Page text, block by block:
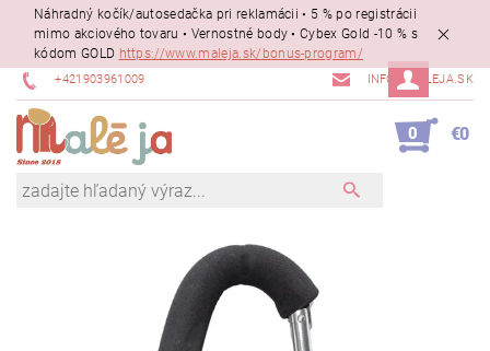
Náhradný kočík/autosedačka pri reklamácii • 5 % po registrácii
mimo akciového tovaru • Vernostné body • Cybex Gold -10 % s
kódom GOLD https://www.maleja.sk/bonus-program/
+421903961009 INFO@MALEJA.SK
0 €0